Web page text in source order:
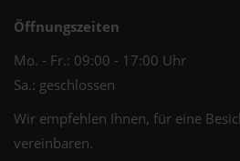
Öffnungszeiten
Mo. - Fr.: 09:00 - 17:00 Uhr
Sa.: geschlossen
Wir empfehlen Ihnen, für eine
vereinbaren.